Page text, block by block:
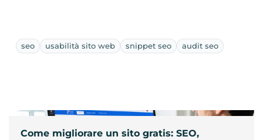
seo usabilità sito web snippet seo audit seo
Come migliorare un sito gratis: SEO,